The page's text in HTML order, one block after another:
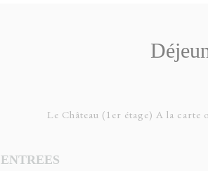
Le Château (1er étage) A la
ENTREES